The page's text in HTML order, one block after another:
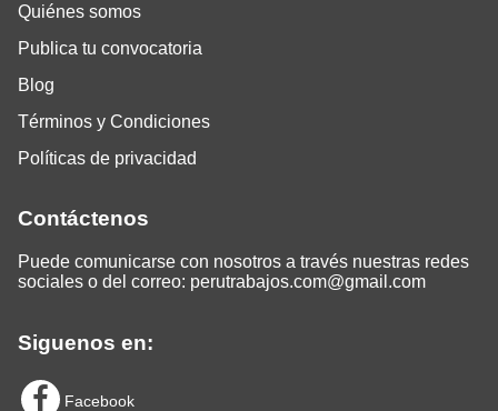
Quiénes somos
Publica tu convocatoria
Blog
Términos y Condiciones
Políticas de privacidad
Contáctenos
Puede comunicarse con nosotros a través nuestras redes
sociales o del correo: perutrabajos.com@gmail.com
Siguenos en:
Facebook